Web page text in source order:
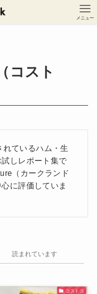
メニュー
コスト
ているハム・生
しレポート集で
（カークランド
に評価していま
読まれています
コストコ